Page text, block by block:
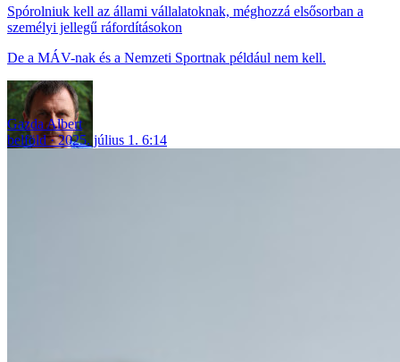
Spórolniuk kell az állami vállalatoknak, méghozzá elsősorban a
személyi jellegű ráfordításokon
De a MÁV-nak és a Nemzeti Sportnak például nem kell.
Gazda Albert
belföld
2025. július 1. 6:14